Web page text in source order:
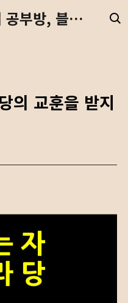
캐공방TV (캐릭터 공부방, 블렌더 강좌, 예수님, 디지털 노마드)
의 교훈을 받지